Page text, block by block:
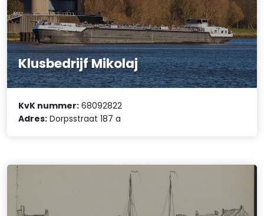
Klusbedrijf Mikolaj
KvK nummer: 68092822
Adres: Dorpsstraat 187 a